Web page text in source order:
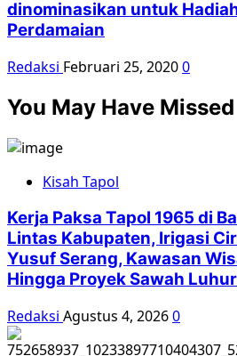
dinominasikan untuk
Perdamaian
Redaksi Februari 25, 20200
You May Have Missed
Kisah Tapol
Kerja Paksa Tapol 1965 di
Lintas Kabupaten, Irigasi
Yusuf Serang, Kawasan
Hingga Proyek Sawah Luhur
Redaksi Agustus 4, 20260